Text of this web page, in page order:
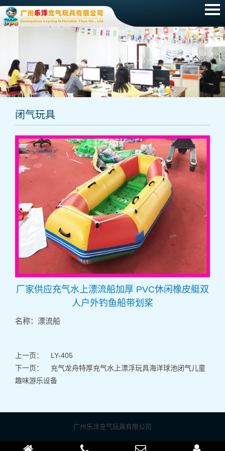
网站首页
新闻动态
招聘信息
关于我们
联系我们
闭气玩具
厂家供应充气水上漂流船加厚 PVC休闲橡皮艇双
人户外钓鱼船带划桨
名称：漂流船
上一页：
LY-405
下一页：
充气龙舟特厚充气水上漂浮玩具海洋球池闭气儿童
趣味游乐设备
广州乐洋充气玩具有限公司